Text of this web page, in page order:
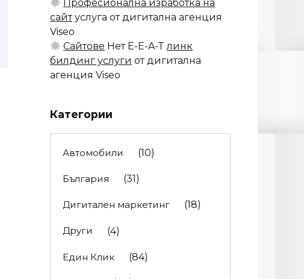
Професионална изработка на
сайтуслуга от дигитална агенция
Viseo
Сайтове Нет E-E-A-Tлинк
билдинг услуги от дигитална
агенция Viseo
Категории
Автомобили (10)
България (31)
Дигитален маркетинг (18)
Други (4)
Един Клик (84)